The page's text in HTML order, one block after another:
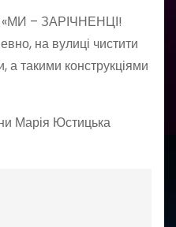
«МИ – ЗАРІЧНЕНЦІ!
на вулиці чистити
такими конструкціями
Марія Юстицька